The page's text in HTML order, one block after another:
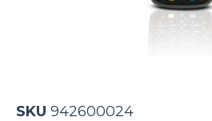
SKU 942600024